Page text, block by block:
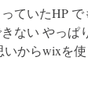
ていたHP で
ない やっぱ
からwixを